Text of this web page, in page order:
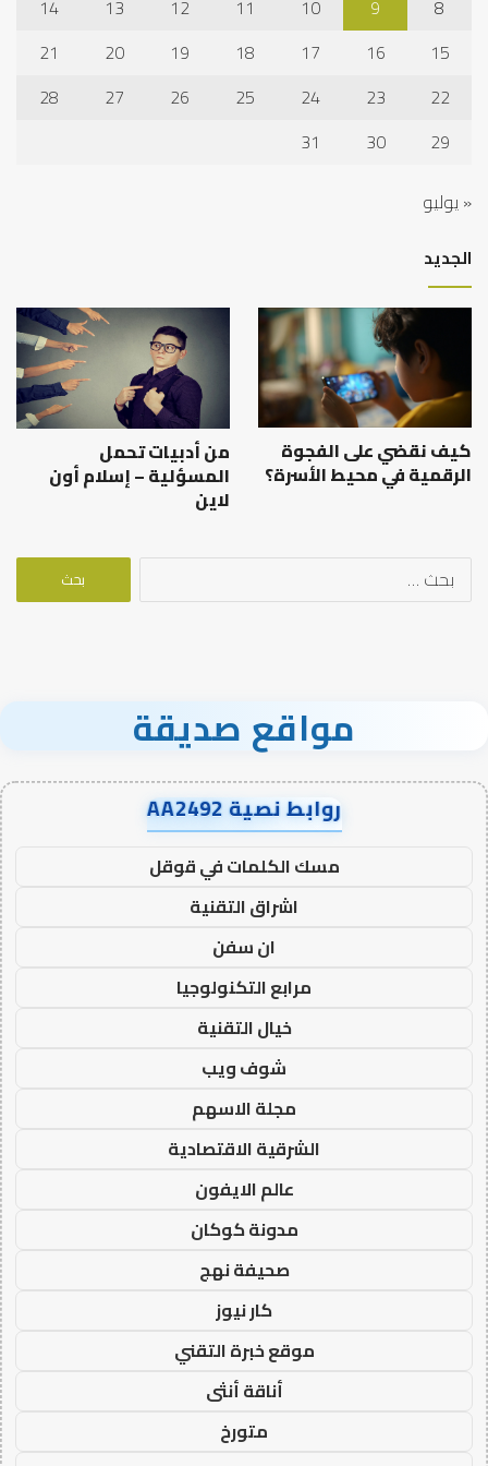
8
9
10
11
12
13
14
15
16
17
18
19
20
21
22
23
24
25
26
27
28
29
30
31
« يوليو
الجديد
كيف نقضي على الفجوة
الرقمية في محيط الأسرة؟
من أدبيات تحمل
المسؤلية – إسلام أون
لاين
البحث
مواقع صديقة
روابط نصية AA2492
مسك الكلمات في قوقل
اشراق التقنية
ان سفن
مرابع التكنولوجيا
خيال التقنية
شوف ويب
مجلة الاسهم
الشرقية الاقتصادية
عالم الايفون
مدونة كوكان
صحيفة نهج
كار نيوز
موقع خبرة التقني
أناقة أنثى
متورخ